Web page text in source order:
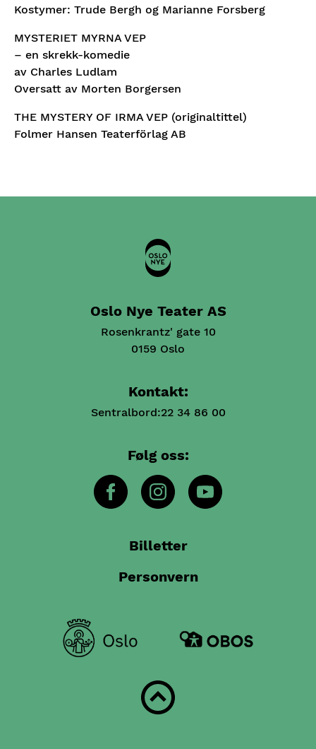
Kostymer: Trude Bergh og Marianne Forsberg
MYSTERIET MYRNA VEP
– en skrekk-komedie
av Charles Ludlam
Oversatt av Morten Borgersen
THE MYSTERY OF IRMA VEP (originaltittel)
Folmer Hansen Teaterförlag AB
Oslo Nye Teater AS
Rosenkrantz' gate 10
0159 Oslo
Kontakt:
Sentralbord:22 34 86 00
Følg oss:
Billetter
Personvern